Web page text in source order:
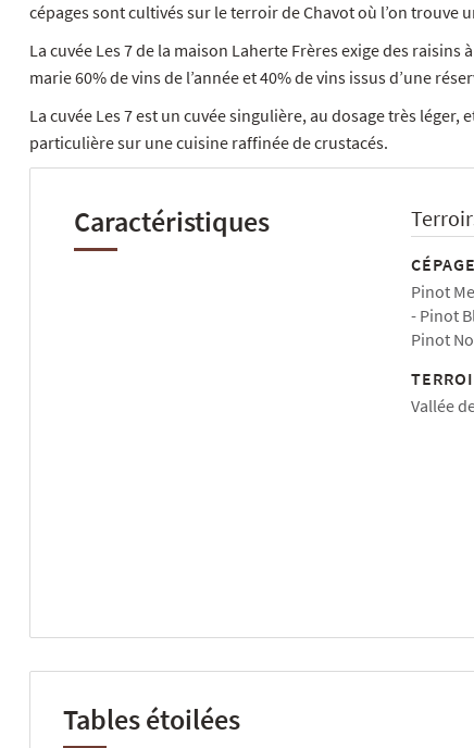
cépages sont cultivés sur le terroir de Chavot où l’on trouve
La cuvée Les 7 de la maison Laherte Frères exige des
marie 60% de vins de l’année et 40% de vins issus d’une
La cuvée Les 7 est un cuvée singulière, au dosage très
particulière sur une cuisine raffinée de crustacés.
Caractéristiques
Pinot
Pinot
Pinot
Vallée
Tables étoilées